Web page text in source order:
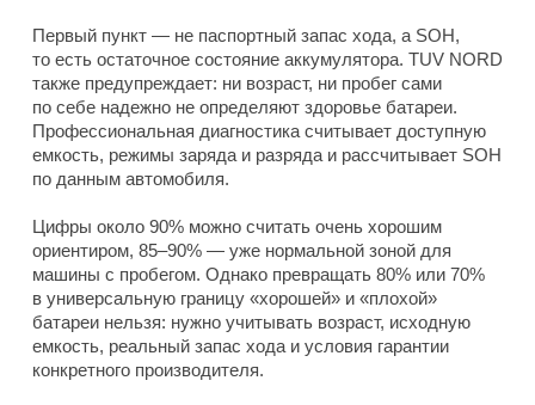
Первый пункт — не паспортный запас хода, а SOH,
то есть остаточное состояние аккумулятора. TUV NORD
также предупреждает: ни возраст, ни пробег сами
по себе надежно не определяют здоровье батареи.
Профессиональная диагностика считывает доступную
емкость, режимы заряда и разряда и рассчитывает SOH
по данным автомобиля.
Цифры около 90% можно считать очень хорошим
ориентиром, 85–90% — уже нормальной зоной для
машины с пробегом. Однако превращать 80% или 70%
в универсальную границу «хорошей» и «плохой»
батареи нельзя: нужно учитывать возраст, исходную
емкость, реальный запас хода и условия гарантии
конкретного производителя.